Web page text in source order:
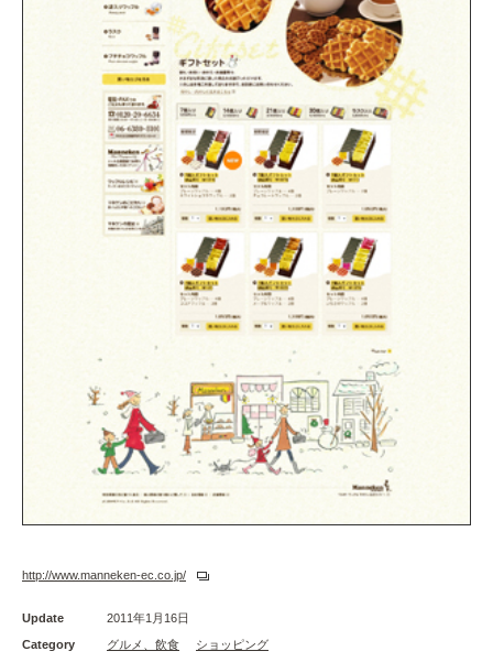
http://www.manneken-ec.co.jp/
Update
2011年1月16日
Category
グルメ、飲食
ショッピング